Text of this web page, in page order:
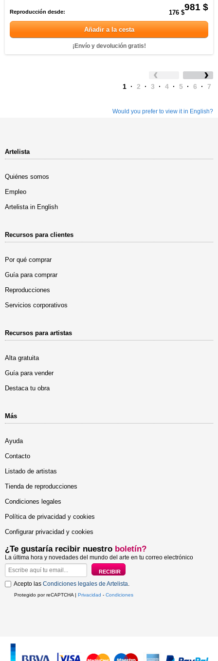
981 $
Reproducción desde: 176 $
Añadir a la cesta
¡Envío y devolución gratis!
1 · 2 · 3 · 4 · 5 · 6 · 7
Would you prefer to view it in English?
Artelista
Quiénes somos
Empleo
Artelista in English
Recursos para clientes
Por qué comprar
Guía para comprar
Reproducciones
Servicios corporativos
Recursos para artistas
Alta gratuita
Guía para vender
Destaca tu obra
Más
Ayuda
Contacto
Listado de artistas
Tienda de reproducciones
Condiciones legales
Política de privacidad y cookies
Configurar privacidad y cookies
¿Te gustaría recibir nuestro boletín?
La última hora y novedades del mundo del arte en tu correo electrónico
Acepto las Condiciones legales de Artelista.
Protegido por reCAPTCHA | Privacidad - Condiciones